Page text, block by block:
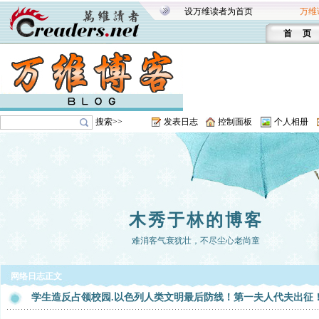
设万维读者为首页 万维
首 页
搜索>> 发表日志 控制面板 个人相册
木秀于林的博客
难消客气衰犹壮，不尽尘心老尚童
网络日志正文
学生造反占领校园.以色列人类文明最后防线！第一夫人代夫出征